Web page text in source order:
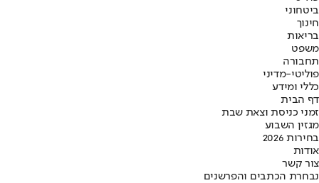
ביטחוני
חינוך
בריאות
משפט
תחבורה
פוליטי-מדיני
כללי ומידע
דף הבית
זמני כניסת וצאת שבת
מגזין השבוע
בחירות 2026
אודות
צור קשר
נבחרת הכתבים והפרשנים